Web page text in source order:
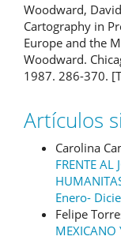
Woodward,
Cartography in
Europe and the
Woodward.
1987. 286-370.
Artículos
Carolina
FRENTE AL
Enero-
Felipe
MEXICANO